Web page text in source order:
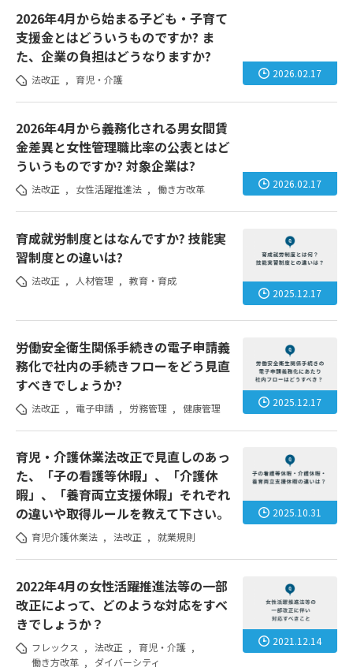
2026.02.17
2026年4月から始まる子ども・子育て
支援金とはどういうものですか? ま
た、企業の負担はどうなりますか?
法改正 , 育児・介護
2026.02.17
2026年4月から義務化される男女間賃
金差異と女性管理職比率の公表とはど
ういうものですか? 対象企業は?
法改正 , 女性活躍推進法 , 働き方改革
2025.12.17
育成就労制度とはなんですか? 技能実
習制度との違いは?
法改正 , 人材管理 , 教育・育成
2025.12.17
労働安全衛生関係手続きの電子申請義
務化で社内の手続きフローをどう見直
すべきでしょうか?
法改正 , 電子申請 , 労務管理 , 健康管理
2025.10.31
育児・介護休業法改正で見直しのあっ
た、「子の看護等休暇」、「介護休
暇」、「養育両立支援休暇」それぞれ
の違いや取得ルールを教えて下さい。
育児介護休業法 , 法改正 , 就業規則
2021.12.14
2022年4月の女性活躍推進法等の一部
改正によって、どのような対応をすべ
きでしょうか？
フレックス , 法改正 , 育児・介護 ,
働き方改革 , ダイバーシティ